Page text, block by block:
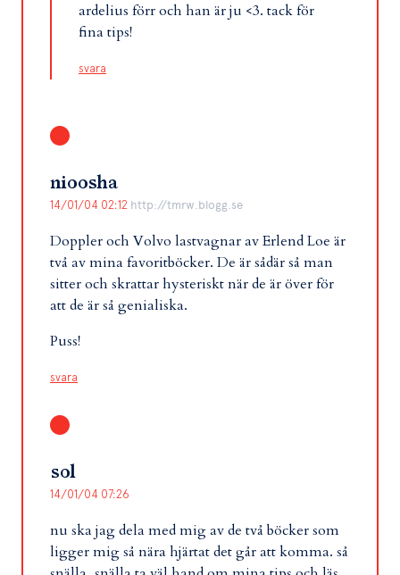
ardelius förr och han är ju <3. tack för
fina tips!
svara
nioosha
14/01/04 02:12 http://tmrw.blogg.se
Doppler och Volvo lastvagnar av Erlend Loe är
två av mina favoritböcker. De är sådär så man
sitter och skrattar hysteriskt när de är över för
att de är så genialiska.
Puss!
svara
sol
14/01/04 07:26
nu ska jag dela med mig av de två böcker som
ligger mig så nära hjärtat det går att komma. så